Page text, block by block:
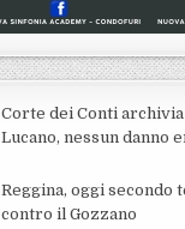
Corte dei Conti
Lucano, nessun danno
Reggina, oggi secondo
contro il Gozzano